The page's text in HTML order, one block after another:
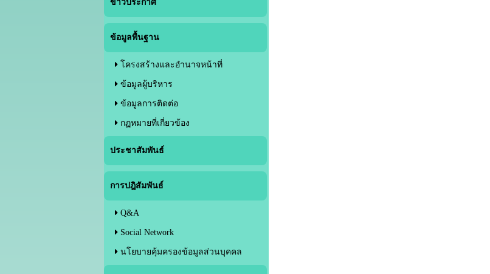
ข่าวประกาศ
ข้อมูลพื้นฐาน
โครงสร้างและอำนาจหน้าที่
ข้อมูลผู้บริหาร
ข้อมูลการติดต่อ
กฏหมายที่เกี่ยวข้อง
ประชาสัมพันธ์
การปฎิสัมพันธ์
Q&A
Social Network
นโยบายคุ้มครองข้อมูลส่วนบุคคล